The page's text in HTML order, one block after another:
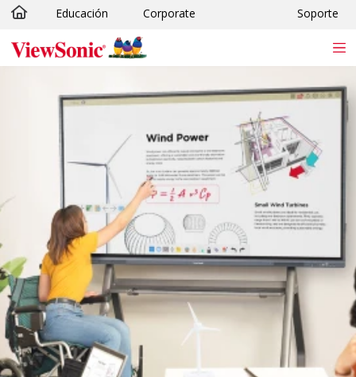
Skip to main content
Educación Corporate Soporte